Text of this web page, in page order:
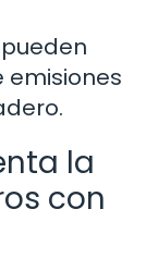
emisiones
la
con